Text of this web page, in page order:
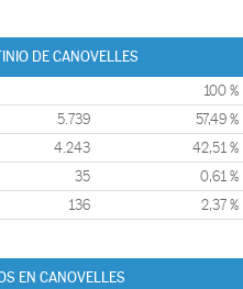
DE CANOVELLES
100 %
5.739 57,49 %
4.243 42,51 %
35 0,61 %
136 2,37 %
EN CANOVELLES